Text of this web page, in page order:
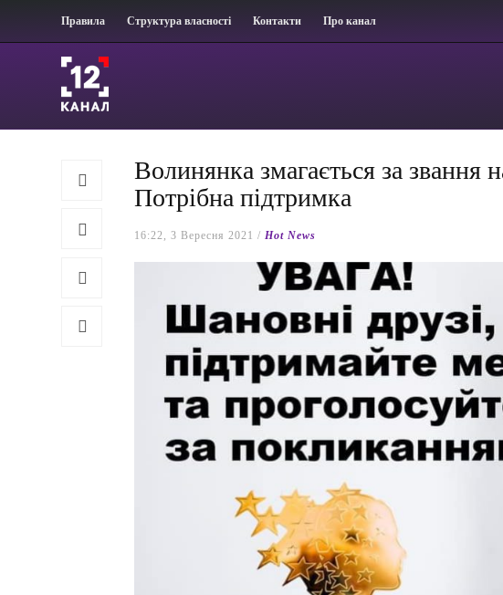
Правила Структура власності Контакти Про канал
Волинянка змагається за звання
Потрібна підтримка
16:22, 3 Вересня 2021 /Hot News